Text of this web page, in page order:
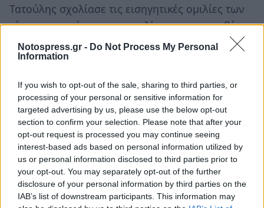
Notospress.gr - Do Not Process My Personal
Information
If you wish to opt-out of the sale, sharing to third parties, or
processing of your personal or sensitive information for
targeted advertising by us, please use the below opt-out
section to confirm your selection. Please note that after your
opt-out request is processed you may continue seeing
interest-based ads based on personal information utilized by
us or personal information disclosed to third parties prior to
your opt-out. You may separately opt-out of the further
disclosure of your personal information by third parties on the
IAB’s list of downstream participants. This information may
Τατούλης σχολίασε τις εισηγητικές ομιλίες των
τέως νομαρχών της αντιπολίτευσης για το θέμα
των σκουπιδιών, ενώ αναφερόμενος σε σχόλιο
του κ. Σωτηρόπουλου σημείωσε "πήγατε
ερήμην των πολιτών το μεγάλο ζήτημα των
σκουπιδιών".
"Εμείς από την πλευρά μας ζητήσαμε την
συναίνεση σε ένα σημαντικό θέμα που το
θεωρούμε εθνικό θέμα", συνέχισε ο
Περιφερειάρχης απευθυνόμενος στην
αντιπολίτευση, "και για να επιτευχθεί